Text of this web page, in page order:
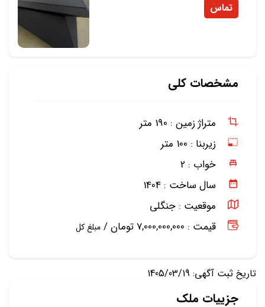
تماس
مشخصات کلی
متراژ زمین : 190 متر
زیربنا : 100 متر
خواب : 2
سال ساخت : 1404
موقعیت : جنگلی
قیمت : 7,000,000,000 تومان /
مبلغ کل
تاریخ ثبت آگهی: 1405/03/19
جزییات ملک